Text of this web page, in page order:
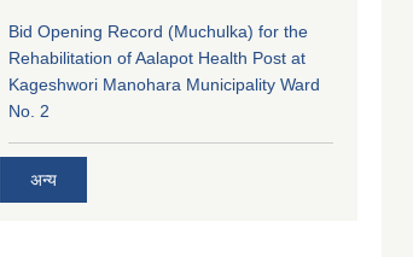
Bid Opening Record (Muchulka) for the
Rehabilitation of Aalapot Health Post at
Kageshwori Manohara Municipality Ward
No. 2
अन्य